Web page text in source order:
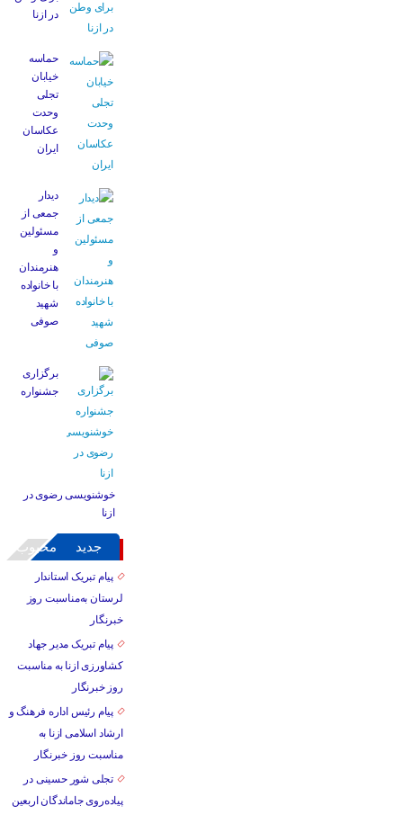
در ازنا
حماسه
خیابان
تجلی
وحدت
عکاسان
ایران
دیدار
جمعی از
مسئولین
و
هنرمندان
با خانواده
شهید
صوفی
برگزاری
جشنواره
خوشنویسی رضوی در
ازنا
جدید محبوب
پیام تبریک استاندار
لرستان به‌مناسبت روز
خبرنگار
پیام تبریک مدیر جهاد
کشاورزی ازنا به مناسبت
روز خبرنگار
پیام رئیس اداره فرهنگ و
ارشاد اسلامی ازنا به
مناسبت روز خبرنگار
تجلی شور حسینی در
پیاده‌روی جاماندگان اربعین